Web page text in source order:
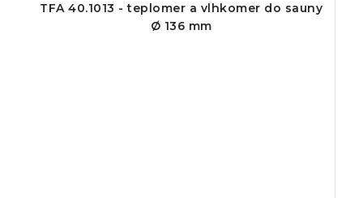
TFA 40.1013 - teplomer a vlhkomer do sauny
Ø 136 mm